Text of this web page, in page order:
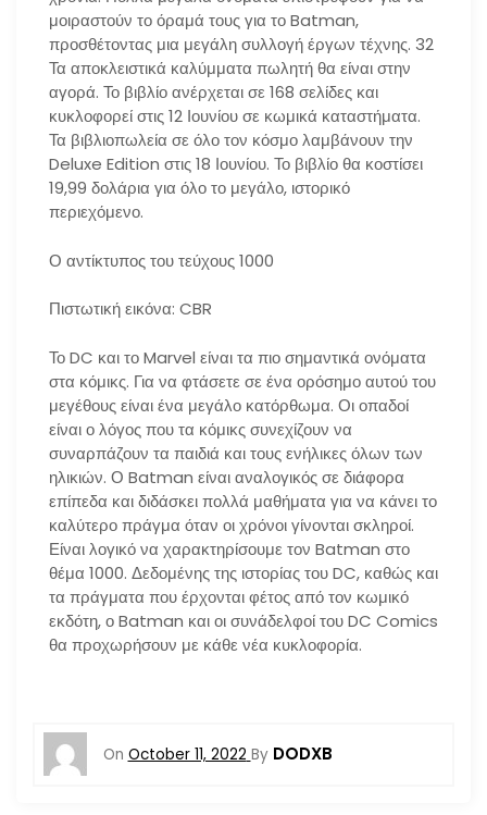
μοιραστούν το όραμά τους για το Batman,
προσθέτοντας μια μεγάλη συλλογή έργων τέχνης. 32
Τα αποκλειστικά καλύμματα πωλητή θα είναι στην
αγορά. Το βιβλίο ανέρχεται σε 168 σελίδες και
κυκλοφορεί στις 12 Ιουνίου σε κωμικά καταστήματα.
Τα βιβλιοπωλεία σε όλο τον κόσμο λαμβάνουν την
Deluxe Edition στις 18 Ιουνίου. Το βιβλίο θα κοστίσει
19,99 δολάρια για όλο το μεγάλο, ιστορικό
περιεχόμενο.
Ο αντίκτυπος του τεύχους 1000
Πιστωτική εικόνα: CBR
Το DC και το Marvel είναι τα πιο σημαντικά ονόματα
στα κόμικς. Για να φτάσετε σε ένα ορόσημο αυτού του
μεγέθους είναι ένα μεγάλο κατόρθωμα. Οι οπαδοί
είναι ο λόγος που τα κόμικς συνεχίζουν να
συναρπάζουν τα παιδιά και τους ενήλικες όλων των
ηλικιών. Ο Batman είναι αναλογικός σε διάφορα
επίπεδα και διδάσκει πολλά μαθήματα για να κάνει το
καλύτερο πράγμα όταν οι χρόνοι γίνονται σκληροί.
Είναι λογικό να χαρακτηρίσουμε τον Batman στο
θέμα 1000. Δεδομένης της ιστορίας του DC, καθώς και
τα πράγματα που έρχονται φέτος από τον κωμικό
εκδότη, ο Batman και οι συνάδελφοί του DC Comics
θα προχωρήσουν με κάθε νέα κυκλοφορία.
On October 11, 2022 By DODXB